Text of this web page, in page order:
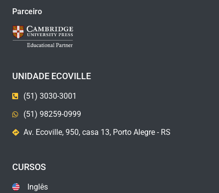
Parceiro
UNIDADE ECOVILLE
(51) 3030-3001
(51) 98259-0999
Av. Ecoville, 950, casa 13, Porto Alegre - RS
CURSOS
Inglês